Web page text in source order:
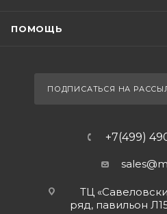
ПОМОЩЬ
ПОДПИСАТЬСЯ НА
+7(499)
ТЦ
ряд, павильон